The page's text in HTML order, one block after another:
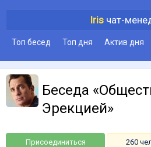
Irisчат-
Топ бесед Топ дня Актив дня
Беседа
Эрекцией»
Присоединиться 260